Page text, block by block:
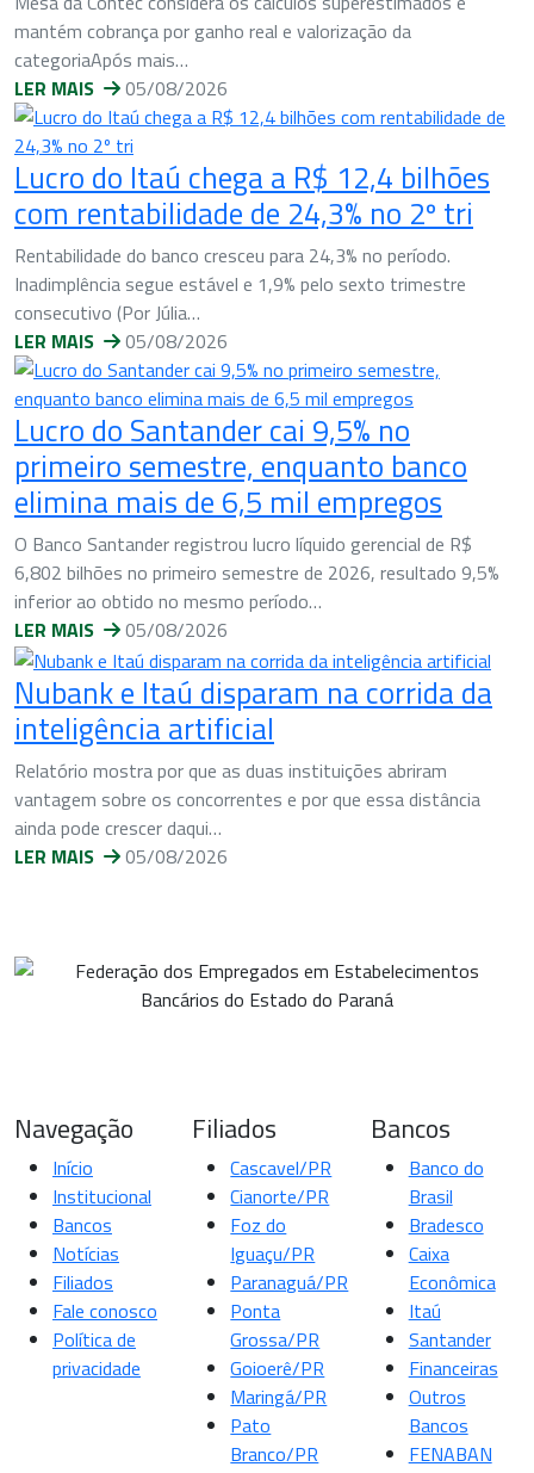
mantém cobrança por ganho real e valorização da
categoriaApós mais…
LER MAIS
05/08/2026
Lucro do Itaú chega a R$ 12,4 bilhões
com rentabilidade de 24,3% no 2º tri
Rentabilidade do banco cresceu para 24,3% no período.
Inadimplência segue estável e 1,9% pelo sexto trimestre
consecutivo (Por Júlia…
LER MAIS
05/08/2026
Lucro do Santander cai 9,5% no
primeiro semestre, enquanto banco
elimina mais de 6,5 mil empregos
O Banco Santander registrou lucro líquido gerencial de R$
6,802 bilhões no primeiro semestre de 2026, resultado 9,5%
inferior ao obtido no mesmo período…
LER MAIS
05/08/2026
Nubank e Itaú disparam na corrida da
inteligência artificial
Relatório mostra por que as duas instituições abriram
vantagem sobre os concorrentes e por que essa distância
ainda pode crescer daqui…
LER MAIS
05/08/2026
Navegação
Início
Institucional
Bancos
Notícias
Filiados
Fale conosco
Política de
privacidade
Filiados
Cascavel/PR
Cianorte/PR
Foz do
Iguaçu/PR
Paranaguá/PR
Ponta
Grossa/PR
Goioerê/PR
Maringá/PR
Pato
Branco/PR
Bancos
Banco do
Brasil
Bradesco
Caixa
Econômica
Itaú
Santander
Financeiras
Outros
Bancos
FENABAN